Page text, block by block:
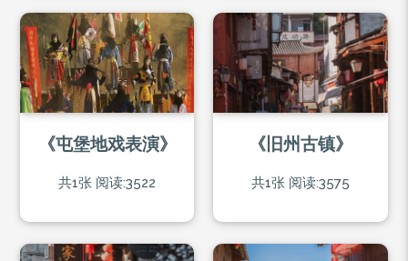
《屯堡地戏表演》
共1张 阅读:3522
《旧州古镇》
共1张 阅读:3575